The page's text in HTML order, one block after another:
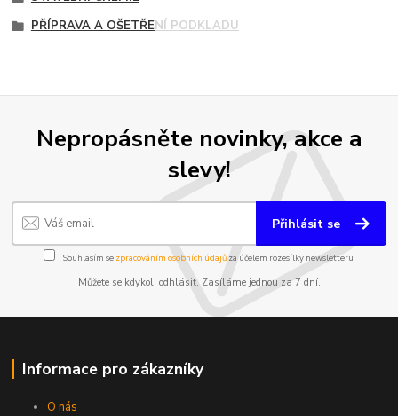
PŘÍPRAVA A OŠETŘENÍ PODKLADU
Nepropásněte novinky, akce a
slevy!
Přihlásit se
Souhlasím se zpracováním osobních údajůza účelem rozesílky newsletteru.
Můžete se kdykoli odhlásit. Zasíláme jednou za 7 dní.
Informace pro zákazníky
O nás